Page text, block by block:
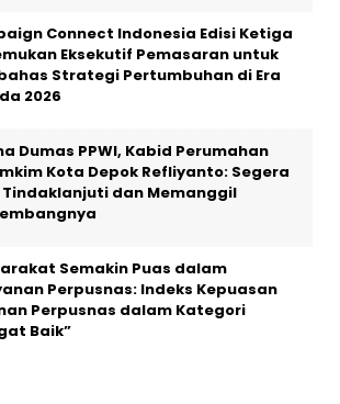
Connect Indonesia Edisi Ketiga
Eksekutif Pemasaran untuk
Strategi Pertumbuhan di Era
2026
Dumas PPWI, Kabid Perumahan
Kota Depok Refliyanto: Segera
Tindaklanjuti dan Memanggil
Semakin Puas dalam
Perpusnas: Indeks Kepuasan
Perpusnas dalam Kategori
Baik”